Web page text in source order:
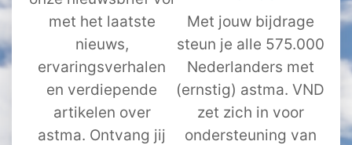
met het laatste
nieuws,
ervaringsverhalen
en verdiepende
artikelen over
astma. Ontvang jij
Met jouw bijdrage
steun je alle 575.000
Nederlanders met
(ernstig) astma. VND
zet zich in voor
ondersteuning van